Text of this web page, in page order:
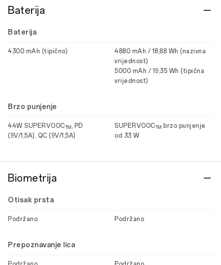
Baterija
Baterija
4300 mAh (tipično)
4880 mAh / 18,88 Wh (nazivna
vrijednost)
5000 mAh / 19,35 Wh (tipična
vrijednost)
Brzo punjenje
44W SUPERVOOCTM, PD
(9V/1,5A), QC (9V/1,5A)
SUPERVOOCTM brzo punjenje
od 33 W
Biometrija
Otisak prsta
Podržano Podržano
Prepoznavanje lica